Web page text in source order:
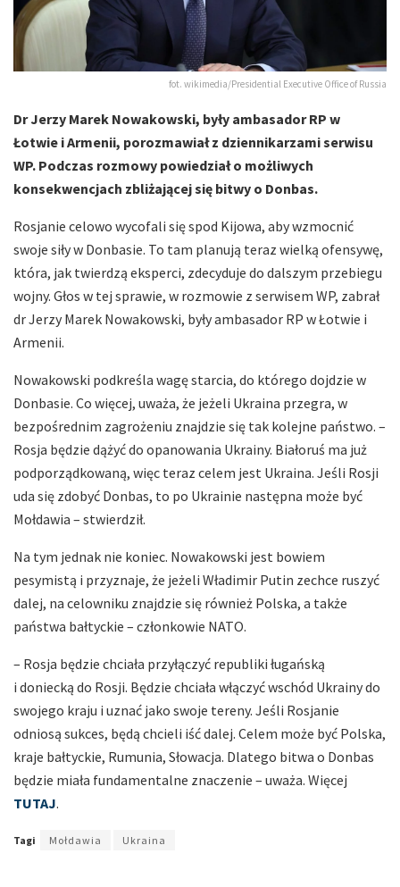
fot. wikimedia/Presidential Executive Office of Russia
Dr Jerzy Marek Nowakowski, były ambasador RP w
Łotwie i Armenii, porozmawiał z dziennikarzami serwisu
WP. Podczas rozmowy powiedział o możliwych
konsekwencjach zbliżającej się bitwy o Donbas.
Rosjanie celowo wycofali się spod Kijowa, aby wzmocnić
swoje siły w Donbasie. To tam planują teraz wielką ofensywę,
która, jak twierdzą eksperci, zdecyduje do dalszym przebiegu
wojny. Głos w tej sprawie, w rozmowie z serwisem WP, zabrał
dr Jerzy Marek Nowakowski, były ambasador RP w Łotwie i
Armenii.
Nowakowski podkreśla wagę starcia, do którego dojdzie w
Donbasie. Co więcej, uważa, że jeżeli Ukraina przegra, w
bezpośrednim zagrożeniu znajdzie się tak kolejne państwo. –
Rosja będzie dążyć do opanowania Ukrainy. Białoruś ma już
podporządkowaną, więc teraz celem jest Ukraina. Jeśli Rosji
uda się zdobyć Donbas, to po Ukrainie następna może być
Mołdawia – stwierdził.
Na tym jednak nie koniec. Nowakowski jest bowiem
pesymistą i przyznaje, że jeżeli Władimir Putin zechce ruszyć
dalej, na celowniku znajdzie się również Polska, a także
państwa bałtyckie – członkowie NATO.
– Rosja będzie chciała przyłączyć republiki ługańską
i doniecką do Rosji. Będzie chciała włączyć wschód Ukrainy do
swojego kraju i uznać jako swoje tereny. Jeśli Rosjanie
odniosą sukces, będą chcieli iść dalej. Celem może być Polska,
kraje bałtyckie, Rumunia, Słowacja. Dlatego bitwa o Donbas
będzie miała fundamentalne znaczenie – uważa. Więcej
TUTAJ.
Tagi Mołdawia Ukraina